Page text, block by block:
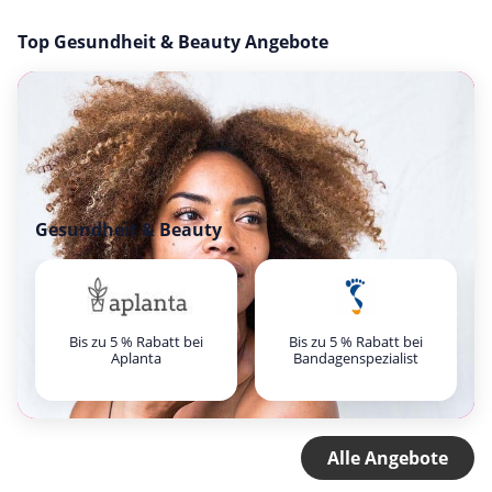
Top Gesundheit & Beauty Angebote
Gesundheit & Beauty
Bis zu 5 % Rabatt bei
Aplanta
Bis zu 5 % Rabatt bei
Bandagenspezialist
Alle Angebote